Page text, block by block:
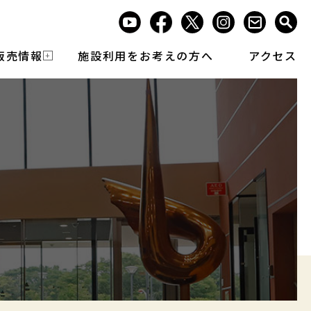
売情報 施設利用をお考えの方へ アクセス